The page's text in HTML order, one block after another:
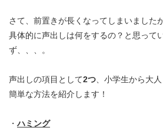
さて、前置きが長くなってしまいましたが
具体的に声出しは何をするの？と思って
ず、、、。
声出しの項目として2つ 、小学生から大
簡単な方法を紹介します！
・ハミング